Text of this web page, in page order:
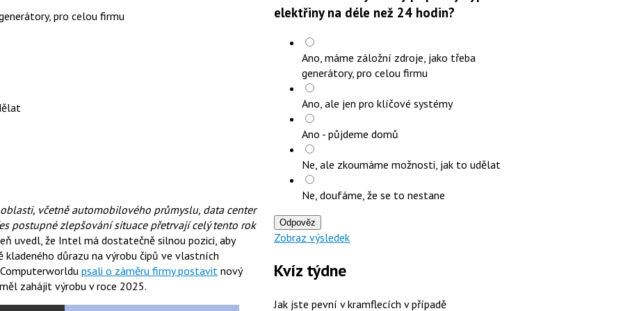
pro celou firmu
včetně automobilového průmyslu, data center
postupné zlepšování situace přetrvají celý tento rok
uvedl, že Intel má dostatečně silnou pozici, aby
důrazu na výrobu čipů ve vlastních
psali o záměru firmy postavit nový
zahájit výrobu v roce 2025.
elektřiny na déle než 24 hodin?
Ano, máme záložní zdroje, jako třeba
generátory, pro celou firmu
Ano, ale jen pro klíčové systémy
Ano - půjdeme domů
Ne, ale zkoumáme možnosti, jak to udělat
Ne, doufáme, že se to nestane
Odpověz
Zobraz výsledek
Kvíz týdne
Jak jste pevní v kramflecích v případě